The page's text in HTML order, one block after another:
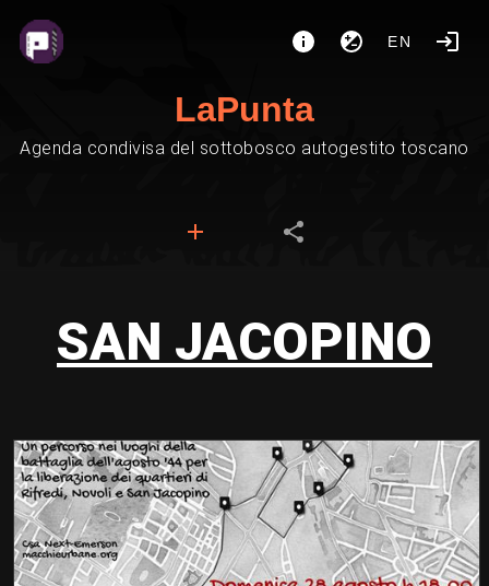
EN
LaPunta
Agenda condivisa del sottobosco autogestito toscano
SAN JACOPINO